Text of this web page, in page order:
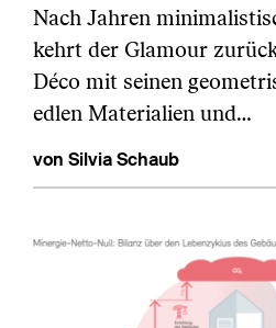
Nach Jahren
kehrt der Glamour
Déco mit seinen
edlen Materialien und…
von Silvia Schaub